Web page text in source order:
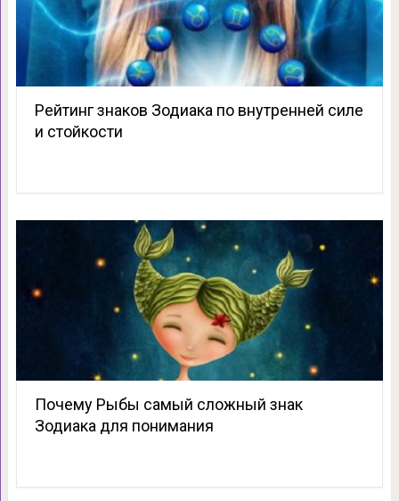
Рейтинг знаков Зодиака по внутренней силе
и стойкости
Почему Рыбы cамый cложный знак
Зодиака для понимания